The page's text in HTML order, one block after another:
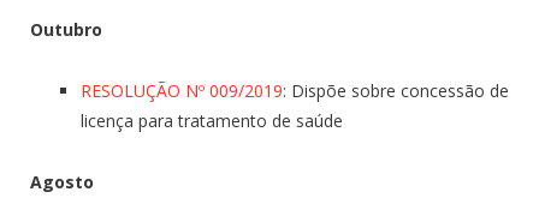
Outubro
RESOLUÇÃO Nº 009/2019: Dispõe sobre concessão de
licença para tratamento de saúde
Agosto